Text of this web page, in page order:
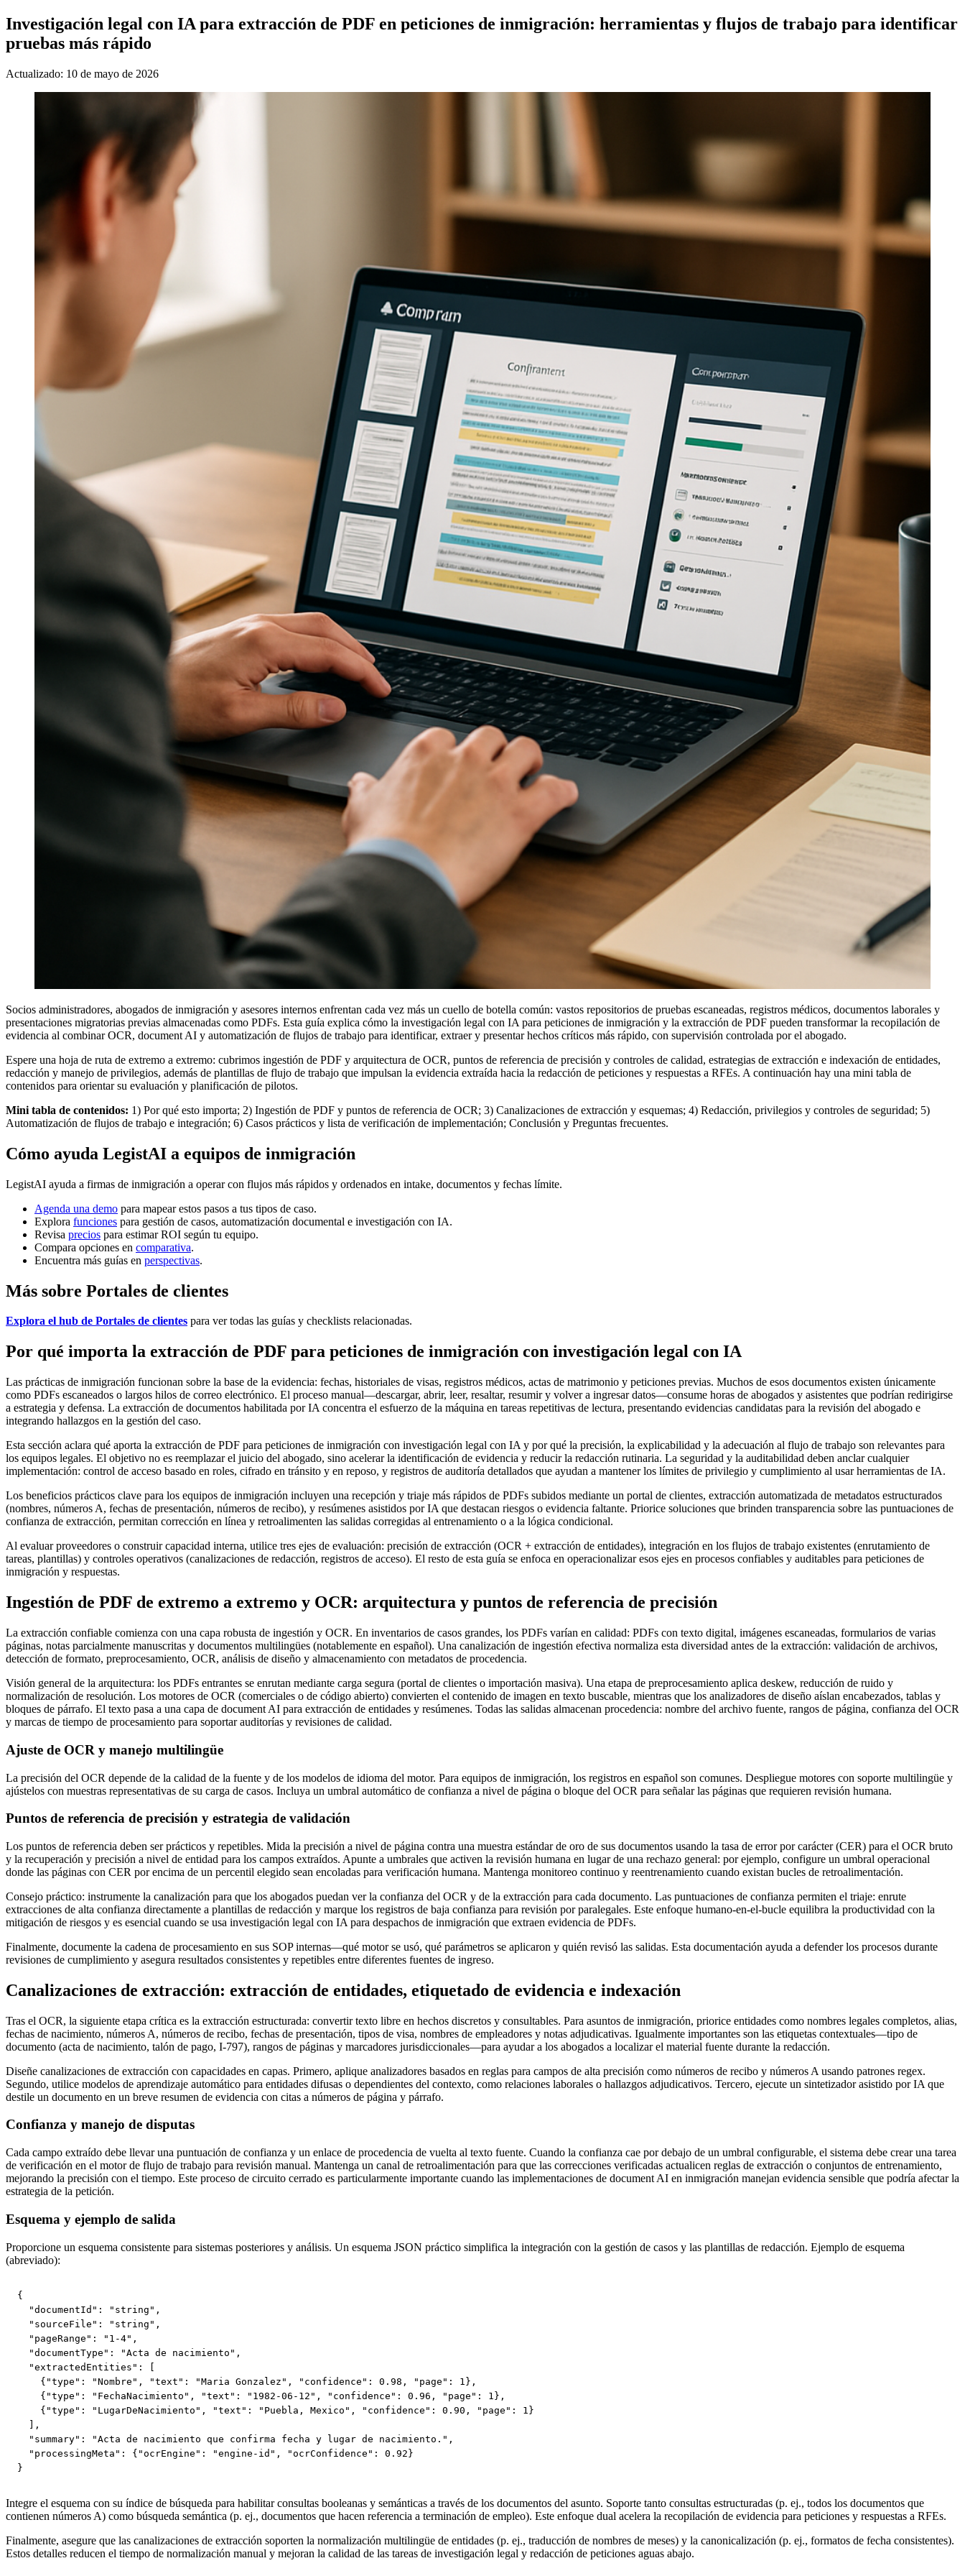
Investigación legal con IA para extracción de PDF en peticiones de inmigración: herramientas y flujos de trabajo para identificar
pruebas más rápido
Actualizado: 10 de mayo de 2026
Socios administradores, abogados de inmigración y asesores internos enfrentan cada vez más un cuello de botella común: vastos repositorios de pruebas escaneadas, registros médicos, documentos laborales y
presentaciones migratorias previas almacenadas como PDFs. Esta guía explica cómo la investigación legal con IA para peticiones de inmigración y la extracción de PDF pueden transformar la recopilación de
evidencia al combinar OCR, document AI y automatización de flujos de trabajo para identificar, extraer y presentar hechos críticos más rápido, con supervisión controlada por el abogado.
Espere una hoja de ruta de extremo a extremo: cubrimos ingestión de PDF y arquitectura de OCR, puntos de referencia de precisión y controles de calidad, estrategias de extracción e indexación de entidades,
redacción y manejo de privilegios, además de plantillas de flujo de trabajo que impulsan la evidencia extraída hacia la redacción de peticiones y respuestas a RFEs. A continuación hay una mini tabla de
contenidos para orientar su evaluación y planificación de pilotos.
Mini tabla de contenidos: 1) Por qué esto importa; 2) Ingestión de PDF y puntos de referencia de OCR; 3) Canalizaciones de extracción y esquemas; 4) Redacción, privilegios y controles de seguridad; 5)
Automatización de flujos de trabajo e integración; 6) Casos prácticos y lista de verificación de implementación; Conclusión y Preguntas frecuentes.
Cómo ayuda LegistAI a equipos de inmigración
LegistAI ayuda a firmas de inmigración a operar con flujos más rápidos y ordenados en intake, documentos y fechas límite.
Agenda una demo para mapear estos pasos a tus tipos de caso.
Explora funciones para gestión de casos, automatización documental e investigación con IA.
Revisa precios para estimar ROI según tu equipo.
Compara opciones en comparativa.
Encuentra más guías en perspectivas.
Más sobre Portales de clientes
Explora el hub de Portales de clientes para ver todas las guías y checklists relacionadas.
Por qué importa la extracción de PDF para peticiones de inmigración con investigación legal con IA
Las prácticas de inmigración funcionan sobre la base de la evidencia: fechas, historiales de visas, registros médicos, actas de matrimonio y peticiones previas. Muchos de esos documentos existen únicamente
como PDFs escaneados o largos hilos de correo electrónico. El proceso manual—descargar, abrir, leer, resaltar, resumir y volver a ingresar datos—consume horas de abogados y asistentes que podrían redirigirse
a estrategia y defensa. La extracción de documentos habilitada por IA concentra el esfuerzo de la máquina en tareas repetitivas de lectura, presentando evidencias candidatas para la revisión del abogado e
integrando hallazgos en la gestión del caso.
Esta sección aclara qué aporta la extracción de PDF para peticiones de inmigración con investigación legal con IA y por qué la precisión, la explicabilidad y la adecuación al flujo de trabajo son relevantes para
los equipos legales. El objetivo no es reemplazar el juicio del abogado, sino acelerar la identificación de evidencia y reducir la redacción rutinaria. La seguridad y la auditabilidad deben anclar cualquier
implementación: control de acceso basado en roles, cifrado en tránsito y en reposo, y registros de auditoría detallados que ayudan a mantener los límites de privilegio y cumplimiento al usar herramientas de IA.
Los beneficios prácticos clave para los equipos de inmigración incluyen una recepción y triaje más rápidos de PDFs subidos mediante un portal de clientes, extracción automatizada de metadatos estructurados
(nombres, números A, fechas de presentación, números de recibo), y resúmenes asistidos por IA que destacan riesgos o evidencia faltante. Priorice soluciones que brinden transparencia sobre las puntuaciones de
confianza de extracción, permitan corrección en línea y retroalimenten las salidas corregidas al entrenamiento o a la lógica condicional.
Al evaluar proveedores o construir capacidad interna, utilice tres ejes de evaluación: precisión de extracción (OCR + extracción de entidades), integración en los flujos de trabajo existentes (enrutamiento de
tareas, plantillas) y controles operativos (canalizaciones de redacción, registros de acceso). El resto de esta guía se enfoca en operacionalizar esos ejes en procesos confiables y auditables para peticiones de
inmigración y respuestas.
Ingestión de PDF de extremo a extremo y OCR: arquitectura y puntos de referencia de precisión
La extracción confiable comienza con una capa robusta de ingestión y OCR. En inventarios de casos grandes, los PDFs varían en calidad: PDFs con texto digital, imágenes escaneadas, formularios de varias
páginas, notas parcialmente manuscritas y documentos multilingües (notablemente en español). Una canalización de ingestión efectiva normaliza esta diversidad antes de la extracción: validación de archivos,
detección de formato, preprocesamiento, OCR, análisis de diseño y almacenamiento con metadatos de procedencia.
Visión general de la arquitectura: los PDFs entrantes se enrutan mediante carga segura (portal de clientes o importación masiva). Una etapa de preprocesamiento aplica deskew, reducción de ruido y
normalización de resolución. Los motores de OCR (comerciales o de código abierto) convierten el contenido de imagen en texto buscable, mientras que los analizadores de diseño aíslan encabezados, tablas y
bloques de párrafo. El texto pasa a una capa de document AI para extracción de entidades y resúmenes. Todas las salidas almacenan procedencia: nombre del archivo fuente, rangos de página, confianza del OCR
y marcas de tiempo de procesamiento para soportar auditorías y revisiones de calidad.
Ajuste de OCR y manejo multilingüe
La precisión del OCR depende de la calidad de la fuente y de los modelos de idioma del motor. Para equipos de inmigración, los registros en español son comunes. Despliegue motores con soporte multilingüe y
ajústelos con muestras representativas de su carga de casos. Incluya un umbral automático de confianza a nivel de página o bloque del OCR para señalar las páginas que requieren revisión humana.
Puntos de referencia de precisión y estrategia de validación
Los puntos de referencia deben ser prácticos y repetibles. Mida la precisión a nivel de página contra una muestra estándar de oro de sus documentos usando la tasa de error por carácter (CER) para el OCR bruto
y la recuperación y precisión a nivel de entidad para los campos extraídos. Apunte a umbrales que activen la revisión humana en lugar de una rechazo general: por ejemplo, configure un umbral operacional
donde las páginas con CER por encima de un percentil elegido sean encoladas para verificación humana. Mantenga monitoreo continuo y reentrenamiento cuando existan bucles de retroalimentación.
Consejo práctico: instrumente la canalización para que los abogados puedan ver la confianza del OCR y de la extracción para cada documento. Las puntuaciones de confianza permiten el triaje: enrute
extracciones de alta confianza directamente a plantillas de redacción y marque los registros de baja confianza para revisión por paralegales. Este enfoque humano-en-el-bucle equilibra la productividad con la
mitigación de riesgos y es esencial cuando se usa investigación legal con IA para despachos de inmigración que extraen evidencia de PDFs.
Finalmente, documente la cadena de procesamiento en sus SOP internas—qué motor se usó, qué parámetros se aplicaron y quién revisó las salidas. Esta documentación ayuda a defender los procesos durante
revisiones de cumplimiento y asegura resultados consistentes y repetibles entre diferentes fuentes de ingreso.
Canalizaciones de extracción: extracción de entidades, etiquetado de evidencia e indexación
Tras el OCR, la siguiente etapa crítica es la extracción estructurada: convertir texto libre en hechos discretos y consultables. Para asuntos de inmigración, priorice entidades como nombres legales completos, alias,
fechas de nacimiento, números A, números de recibo, fechas de presentación, tipos de visa, nombres de empleadores y notas adjudicativas. Igualmente importantes son las etiquetas contextuales—tipo de
documento (acta de nacimiento, talón de pago, I-797), rangos de páginas y marcadores jurisdiccionales—para ayudar a los abogados a localizar el material fuente durante la redacción.
Diseñe canalizaciones de extracción con capacidades en capas. Primero, aplique analizadores basados en reglas para campos de alta precisión como números de recibo y números A usando patrones regex.
Segundo, utilice modelos de aprendizaje automático para entidades difusas o dependientes del contexto, como relaciones laborales o hallazgos adjudicativos. Tercero, ejecute un sintetizador asistido por IA que
destile un documento en un breve resumen de evidencia con citas a números de página y párrafo.
Confianza y manejo de disputas
Cada campo extraído debe llevar una puntuación de confianza y un enlace de procedencia de vuelta al texto fuente. Cuando la confianza cae por debajo de un umbral configurable, el sistema debe crear una tarea
de verificación en el motor de flujo de trabajo para revisión manual. Mantenga un canal de retroalimentación para que las correcciones verificadas actualicen reglas de extracción o conjuntos de entrenamiento,
mejorando la precisión con el tiempo. Este proceso de circuito cerrado es particularmente importante cuando las implementaciones de document AI en inmigración manejan evidencia sensible que podría afectar la
estrategia de la petición.
Esquema y ejemplo de salida
Proporcione un esquema consistente para sistemas posteriores y análisis. Un esquema JSON práctico simplifica la integración con la gestión de casos y las plantillas de redacción. Ejemplo de esquema
(abreviado):
{
  "documentId": "string",
  "sourceFile": "string",
  "pageRange": "1-4",
  "documentType": "Acta de nacimiento",
  "extractedEntities": [
    {"type": "Nombre", "text": "Maria Gonzalez", "confidence": 0.98, "page": 1},
    {"type": "FechaNacimiento", "text": "1982-06-12", "confidence": 0.96, "page": 1},
    {"type": "LugarDeNacimiento", "text": "Puebla, Mexico", "confidence": 0.90, "page": 1}
  ],
  "summary": "Acta de nacimiento que confirma fecha y lugar de nacimiento.",
  "processingMeta": {"ocrEngine": "engine-id", "ocrConfidence": 0.92}
}
Integre el esquema con su índice de búsqueda para habilitar consultas booleanas y semánticas a través de los documentos del asunto. Soporte tanto consultas estructuradas (p. ej., todos los documentos que
contienen números A) como búsqueda semántica (p. ej., documentos que hacen referencia a terminación de empleo). Este enfoque dual acelera la recopilación de evidencia para peticiones y respuestas a RFEs.
Finalmente, asegure que las canalizaciones de extracción soporten la normalización multilingüe de entidades (p. ej., traducción de nombres de meses) y la canonicalización (p. ej., formatos de fecha consistentes).
Estos detalles reducen el tiempo de normalización manual y mejoran la calidad de las tareas de investigación legal y redacción de peticiones aguas abajo.